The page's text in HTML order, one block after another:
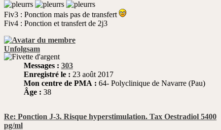
Fiv3 : Ponction mais pas de transfert
Fiv4 : Ponction et transfert de 2j3
Unfolgsam
Messages : 303
Enregistré le : 23 août 2017
Mon centre de PMA : 64- Polyclinique de Navarre (Pau)
Âge : 38
Re: Ponction J-3. Risque hyperstimulation. Tax Oestradiol 5400
pg/ml